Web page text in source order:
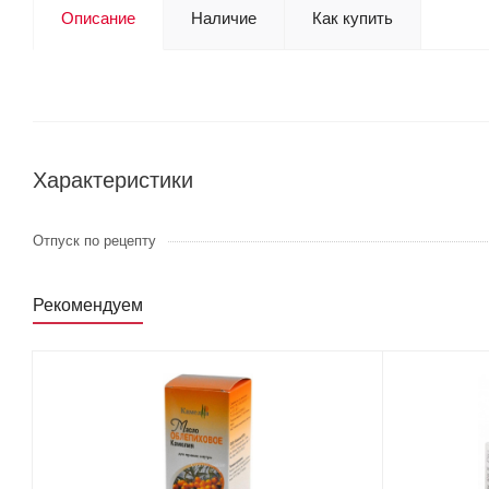
Описание Наличие Как купить
Характеристики
Отпуск по рецепту
Рекомендуем